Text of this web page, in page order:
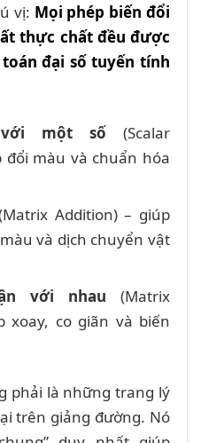
vị: Mọi phép biến đổi
thực chất đều được
đại số tuyến tính
một số (Scalar
đổi màu và chuẩn hóa
Addition) – giúp
và dịch chuyển vật
với nhau (Matrix
xoay, co giãn và biến
phải là những trang lý
trên giảng đường. Nó